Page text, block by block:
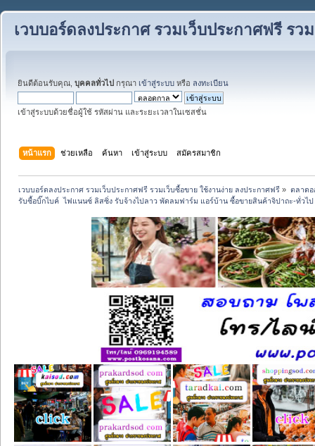
เวบบอร์ดลงประกาศ รวมเว็บประกาศฟรี รว
ยินดีต้อนรับคุณ, บุคคลทั่วไป กรุณา เข้าสู่ระบบ หรือ ลงทะเบียน
เข้าสู่ระบบด้วยชื่อผู้ใช้ รหัสผ่าน และระยะเวลาในเซสชั่น
หน้าแรก ช่วยเหลือ ค้นหา เข้าสู่ระบบ สมัครสมาชิก
เวบบอร์ดลงประกาศ รวมเว็บประกาศฟรี รวมเว็บซื้อขาย ใช้งานง่าย ลงประกาศฟรี » ตลาดอ
รับซื้อบิ๊กไบค์  ไฟแนนซ์ ลิสซิ่ง รับจ้างไปลาว พัดลมฟาร์ม แอร์บ้าน ซื้อขายสินค้าจิปาถะ-ทั่วไ